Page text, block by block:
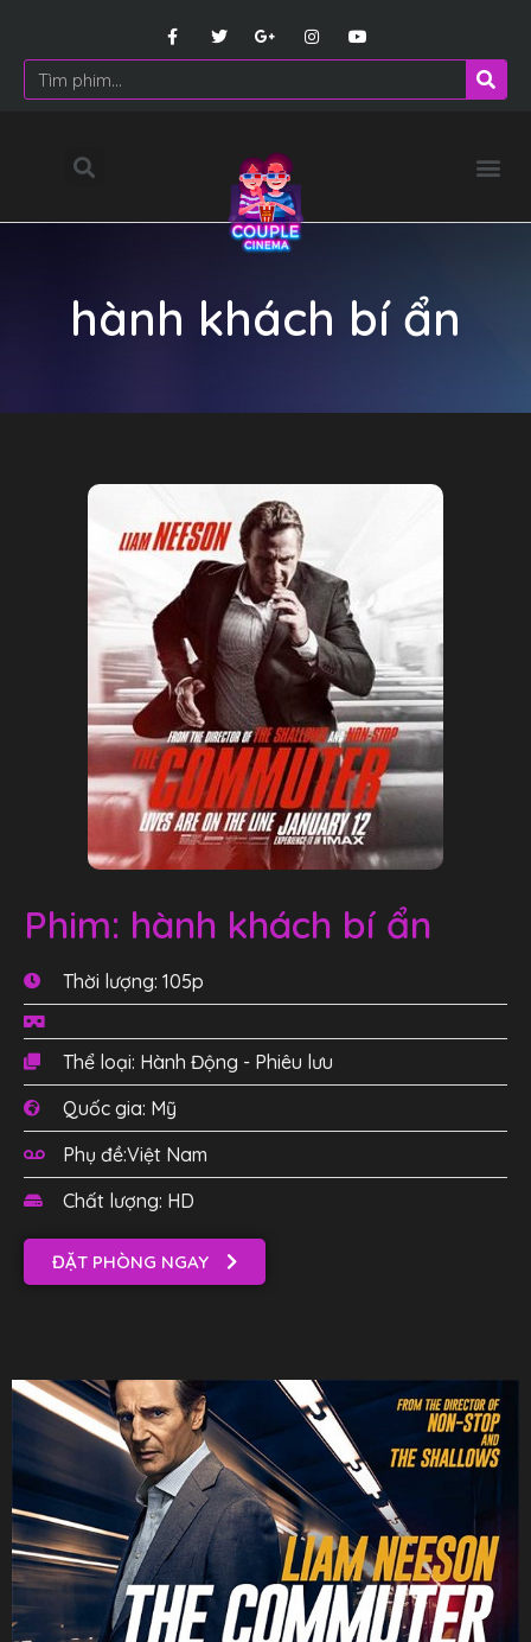
hành khách bí ẩn
Phim: hành khách bí ẩn
Thời lượng: 105p
Thể loại: Hành Động - Phiêu lưu
Quốc gia: Mỹ
Phụ đề:Việt Nam
Chất lượng: HD
ĐẶT PHÒNG NGAY